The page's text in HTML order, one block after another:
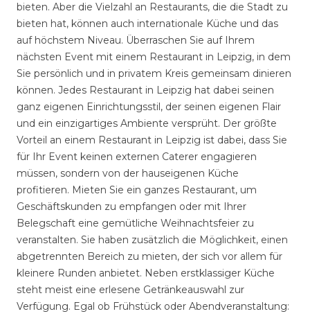
bieten. Aber die Vielzahl an Restaurants, die die Stadt zu
bieten hat, können auch internationale Küche und das
auf höchstem Niveau. Überraschen Sie auf Ihrem
nächsten Event mit einem Restaurant in Leipzig, in dem
Sie persönlich und in privatem Kreis gemeinsam dinieren
können. Jedes Restaurant in Leipzig hat dabei seinen
ganz eigenen Einrichtungsstil, der seinen eigenen Flair
und ein einzigartiges Ambiente versprüht. Der größte
Vorteil an einem Restaurant in Leipzig ist dabei, dass Sie
für Ihr Event keinen externen Caterer engagieren
müssen, sondern von der hauseigenen Küche
profitieren. Mieten Sie ein ganzes Restaurant, um
Geschäftskunden zu empfangen oder mit Ihrer
Belegschaft eine gemütliche Weihnachtsfeier zu
veranstalten. Sie haben zusätzlich die Möglichkeit, einen
abgetrennten Bereich zu mieten, der sich vor allem für
kleinere Runden anbietet. Neben erstklassiger Küche
steht meist eine erlesene Getränkeauswahl zur
Verfügung. Egal ob Frühstück oder Abendveranstaltung: